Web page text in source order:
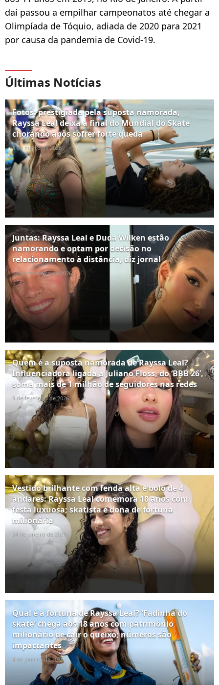
daí passou a empilhar campeonatos até chegar a
Olimpíada de Tóquio, adiada de 2020 para 2021
por causa da pandemia de Covid-19.
Últimas Notícias
Fotos: prestigiada pela suposta namorada,
Rayssa Leal deixa a final do Mundial do Skate
chorando após sofrer forte queda
8 de março de 2026
Juntas: Rayssa Leal e Duda Wilken estão
namorando e optam por decisão no
relacionamento à distância, diz jornal
12 de fevereiro de 2026
Quem é a suposta namorada de Rayssa Leal?
Influenciadora ligada a Juliano Floss, do ‘BBB 26’,
soma mais de 1 milhão de seguidores nas redes
9 de fevereiro de 2026
Vestido brilhante com fenda alta e bolo de 4
andares: Rayssa Leal comemora 18 anos com
festa luxuosa; skatista é dona de fortuna
milionária
24 de janeiro de 2026
Qual é a fortuna de Rayssa Leal? 'Fadinha do
skate' chega aos 18 anos com patrimônio
milionário de cair o queixo; números são
impactantes
4 de janeiro de 2026